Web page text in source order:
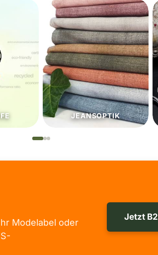
NÄHZUTATEN
Modelabel oder
Jetzt